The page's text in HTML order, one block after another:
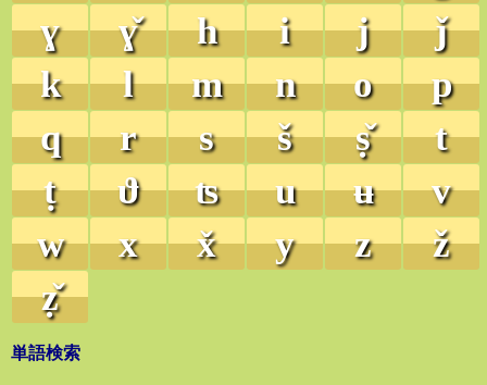
ɣ
ɣ̌ h i j
ǰ
k
l m n o
p
q
r s š ṣ̌
t
ṭ
ϑ ʦ u ʉ
v
w
x x̌ y z
ž
ẓ̌
単語検索